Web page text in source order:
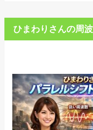
ひまわりさんの周